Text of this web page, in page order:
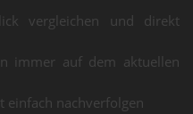
vergleichen und direkt
immer auf dem aktuellen
einfach nachverfolgen